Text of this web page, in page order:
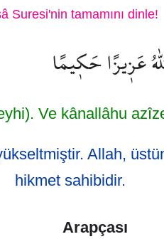
Suresi'nin tamamını dinle!
عَز۪يزًا حَك۪يمًا
Ve kânallâhu
Allah,
hikmet sahibidir.
Arapçası